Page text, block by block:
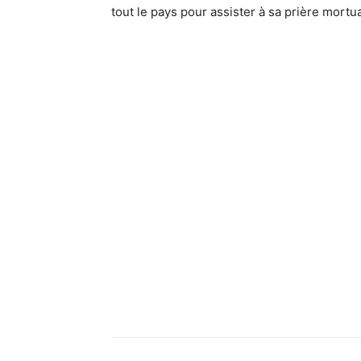
tout le pays pour assister à sa prière